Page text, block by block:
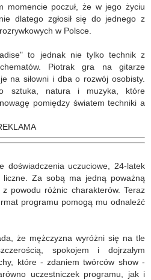
momencie poczuł, że w jego życiu
dlatego zgłosił się do jednego z
w Polsce.
to jednak nie tylko technik z
Piotrak gra na gitarze
na siłowni i dba o rozwój osobisty.
sztuka, natura i muzyka, które
pomiędzy światem techniki a
doświadczenia uczuciowe, 24-latek
Za sobą ma jedną poważną
powodu różnic charakterów. Teraz
programu pomogą mu odnaleźć
że mężczyzna wyróżni się na tle
spokojem i dojrzałym
które - zdaniem twórców show -
uczestniczek programu, jak i